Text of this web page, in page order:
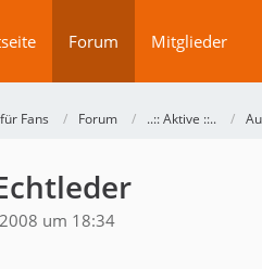
Forum Mitglieder
Fans Forum ..:: Aktive ::..
um 18:34